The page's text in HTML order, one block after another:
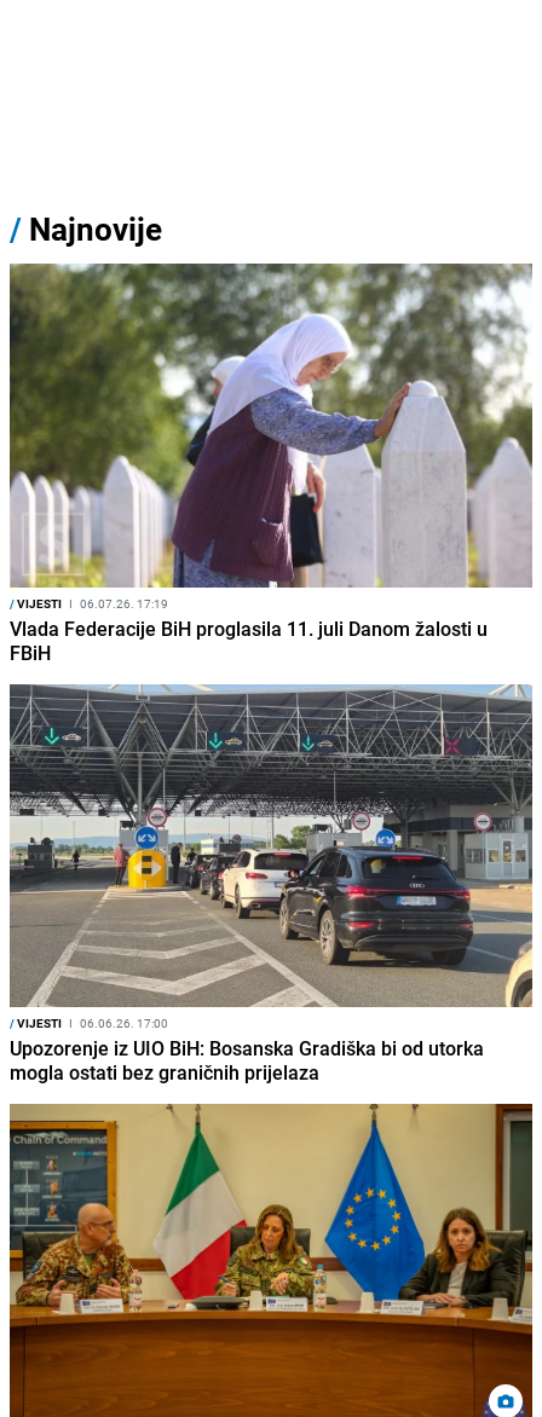
/ Najnovije
/VIJESTI I 06.07.26. 17:19
Vlada Federacije BiH proglasila 11. juli Danom žalosti u
FBiH
/VIJESTI I 06.06.26. 17:00
Upozorenje iz UIO BiH: Bosanska Gradiška bi od utorka
mogla ostati bez graničnih prijelaza